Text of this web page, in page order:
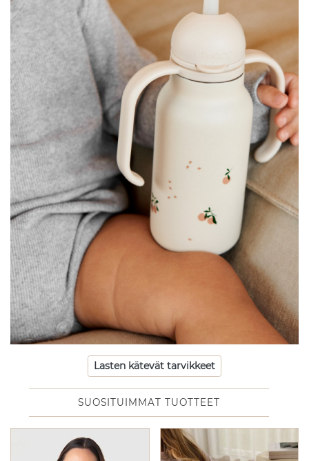
Lasten kätevät tarvikkeet
SUOSITUIMMAT TUOTTEET